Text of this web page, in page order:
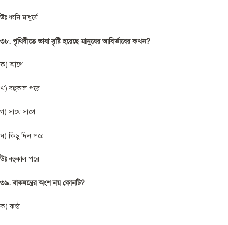
উঃ ধ্বনি মাধুর্যে
৩৮. পৃথিবীতে ভাষা সৃষ্টি হয়েছে মানুষের আবির্ভাবের কখন?
ক) আগে
খ) বহুকাল পরে
গ) সাথে সাথে
ঘ) কিছু দিন পরে
উঃবহুকাল পরে
৩৯. বাকযন্ত্রের অংশ নয় কোনটি?
ক) কন্ঠ